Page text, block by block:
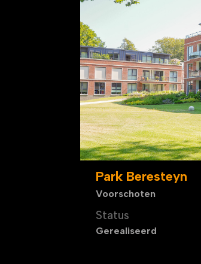
Park Beresteyn
Voorschoten
Status
Gerealiseerd